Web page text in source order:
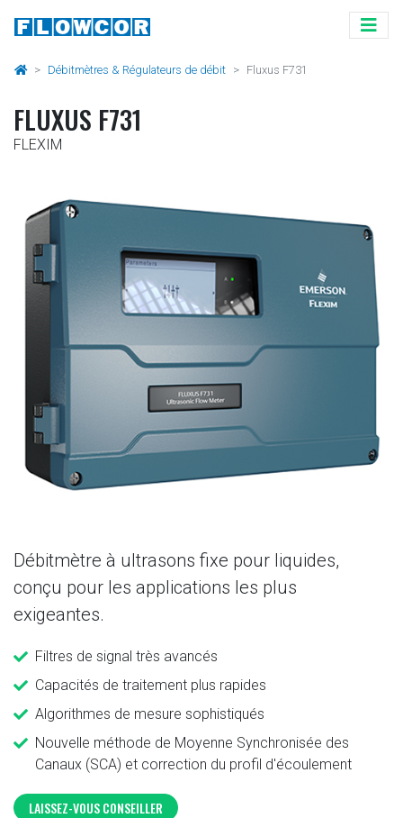
Débitmètres & Régulateurs de débit Fluxus F731
FLUXUS F731
FLEXIM
Débitmètre à ultrasons fixe pour liquides,
conçu pour les applications les plus
exigeantes.
Filtres de signal très avancés
Capacités de traitement plus rapides
Algorithmes de mesure sophistiqués
Nouvelle méthode de Moyenne Synchronisée des
Canaux (SCA) et correction du profil d'écoulement
LAISSEZ-VOUS CONSEILLER